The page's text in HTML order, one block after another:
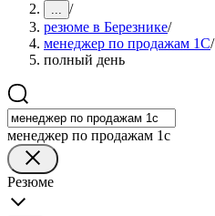
... /
резюме в Березнике/
менеджер по продажам 1С/
полный день
менеджер по продажам 1с
Резюме